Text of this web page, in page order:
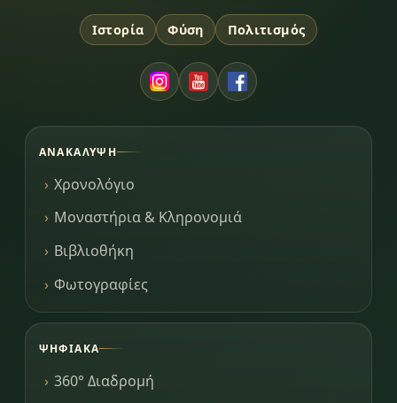
Ιστορία Φύση Πολιτισμός
ΑΝΑΚΆΛΥΨΗ
Χρονολόγιο
Μοναστήρια & Κληρονομιά
Βιβλιοθήκη
Φωτογραφίες
ΨΗΦΙΑΚΆ
360° Διαδρομή